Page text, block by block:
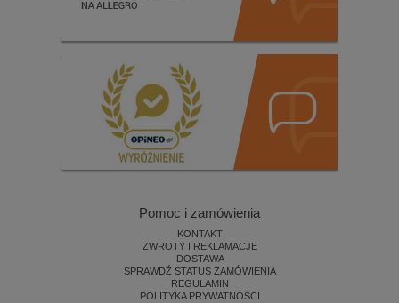
Pomoc i zamówienia
KONTAKT
ZWROTY I REKLAMACJE
DOSTAWA
SPRAWDŹ STATUS ZAMÓWIENIA
REGULAMIN
POLITYKA PRYWATNOŚCI